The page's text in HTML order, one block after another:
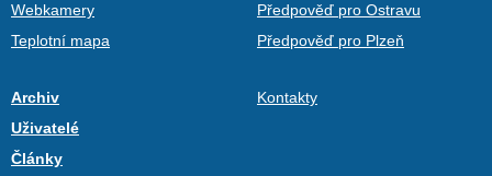
Webkamery
Teplotní mapa
Předpověď pro Ostravu
Předpověď pro Plzeň
Archiv
Uživatelé
Články
Kontakty